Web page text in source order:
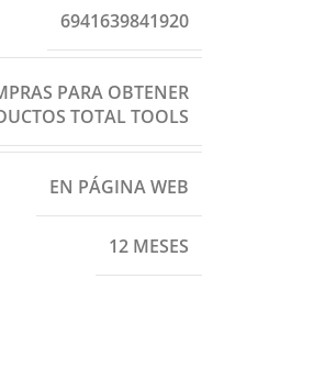
6941639841920
PARA OBTENER
TOTAL TOOLS
EN PÁGINA WEB
12 MESES